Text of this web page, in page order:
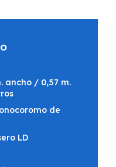
ancho / 0,57 m.
de
LD